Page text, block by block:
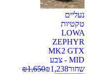
נעליים
טקטיות
LOWA
ZEPHYR
MK2 GTX
MID - צבע
שחור
₪1,238
₪1,650